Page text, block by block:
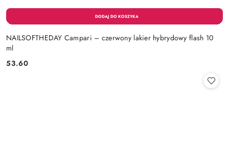
NAILSOFTHEDAY Campari – czerwony lakier hybrydowy flash 10
ml
Cena:
53.60